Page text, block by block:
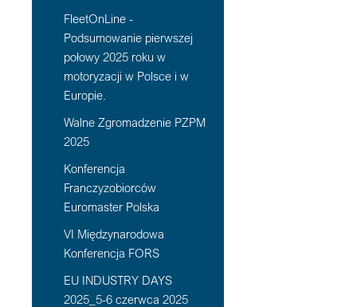
FleetOnLine -
Podsumowanie pierwszej
połowy 2025 roku w
motoryzacji w Polsce i w
Europie.
Walne Zgromadzenie PZPM
2025
Konferencja
Franczyzobiorców
Euromaster Polska
VI Międzynarodowa
Konferencja FORS
EU INDUSTRY DAYS
2025_5-6 czerwca 2025